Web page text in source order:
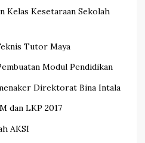
Kelas Kesetaraan Sekolah
Tutor Maya
Modul Pendidikan
Direktorat Bina Intala
dan LKP 2017
AKSI